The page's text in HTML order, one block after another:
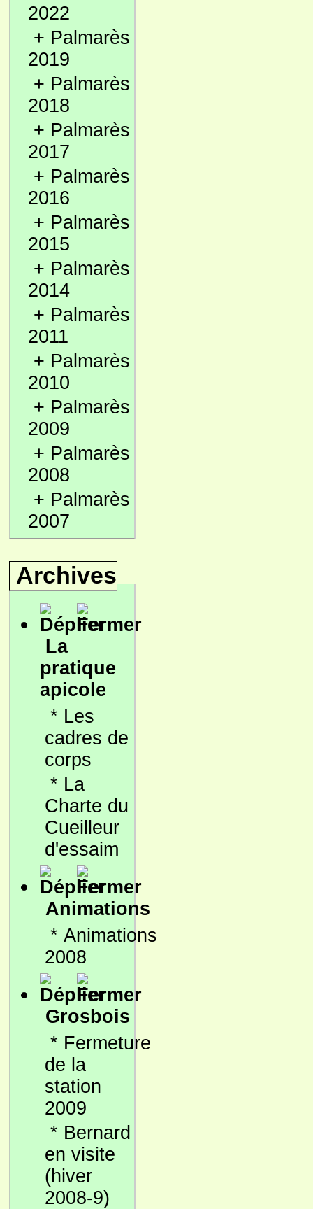
2022
+ Palmarès
2019
+ Palmarès
2018
+ Palmarès
2017
+ Palmarès
2016
+ Palmarès
2015
+ Palmarès
2014
+ Palmarès
2011
+ Palmarès
2010
+ Palmarès
2009
+ Palmarès
2008
+ Palmarès
2007
Archives
La
pratique
apicole
* Les
cadres de
corps
* La
Charte du
Cueilleur
d'essaim
Animations
* Animations
2008
Grosbois
* Fermeture
de la
station
2009
* Bernard
en visite
(hiver
2008-9)